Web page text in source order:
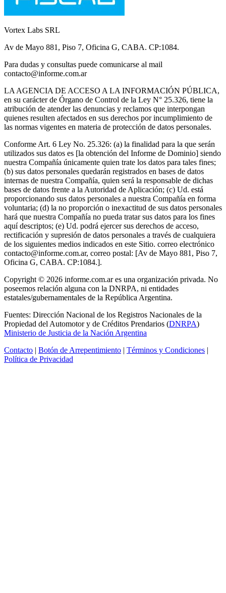
Vortex Labs SRL
Av de Mayo 881, Piso 7, Oficina G, CABA. CP:1084.
Para dudas y consultas puede comunicarse al mail
contacto@informe.com.ar
LA AGENCIA DE ACCESO A LA INFORMACIÓN PÚBLICA,
en su carácter de Órgano de Control de la Ley N° 25.326, tiene la
atribución de atender las denuncias y reclamos que interpongan
quienes resulten afectados en sus derechos por incumplimiento de
las normas vigentes en materia de protección de datos personales.
Conforme Art. 6 Ley No. 25.326: (a) la finalidad para la que serán
utilizados sus datos es [la obtención del Informe de Dominio] siendo
nuestra Compañía únicamente quien trate los datos para tales fines;
(b) sus datos personales quedarán registrados en bases de datos
internas de nuestra Compañía, quien será la responsable de dichas
bases de datos frente a la Autoridad de Aplicación; (c) Ud. está
proporcionando sus datos personales a nuestra Compañía en forma
voluntaria; (d) la no proporción o inexactitud de sus datos personales
hará que nuestra Compañía no pueda tratar sus datos para los fines
aquí descriptos; (e) Ud. podrá ejercer sus derechos de acceso,
rectificación y supresión de datos personales a través de cualquiera
de los siguientes medios indicados en este Sitio. correo electrónico
contacto@informe.com.ar, correo postal: [Av de Mayo 881, Piso 7,
Oficina G, CABA. CP:1084.].
Copyright © 2026 informe.com.ar es una organización privada. No
poseemos relación alguna con la DNRPA, ni entidades
estatales/gubernamentales de la República Argentina.
Fuentes: Dirección Nacional de los Registros Nacionales de la
Propiedad del Automotor y de Créditos Prendarios (DNRPA)
Ministerio de Justicia de la Nación Argentina
Contacto | Botón de Arrepentimiento | Términos y Condiciones |
Política de Privacidad